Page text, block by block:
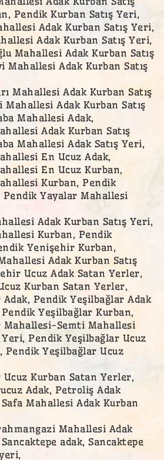
Pendik Kurban Satış Yeri,
Adak Kurban Satış Yeri,
Adak Kurban Satış Yeri,
Mahallesi Adak Kurban Satış
Mahallesi Adak Kurban Satış
Mahallesi Adak Kurban Satış
Adak Kurban Satış
Mahallesi Adak,
Adak Kurban Satış
Mahallesi Adak Satış Yeri,
En Ucuz Adak,
En Ucuz Kurban,
Kurban, Pendik
Yayalar Mahallesi
Adak Kurban Satış Yeri,
Kurban, Pendik
Yenişehir Kurban,
Adak Kurban Satış
Ucuz Adak Satan Yerler,
Kurban Satan Yerler,
Pendik Yeşilbağlar Adak
Yeşilbağlar Kurban,
Mahallesi-Semti Mahallesi
Yeri, Pendik Yeşilbağlar Ucuz
Pendik Yeşilbağlar Ucuz
Kurban Satan Yerler,
Adak, Petroliş Adak
Mahallesi Adak Kurban
Mahallesi Adak
adak, Sancaktepe